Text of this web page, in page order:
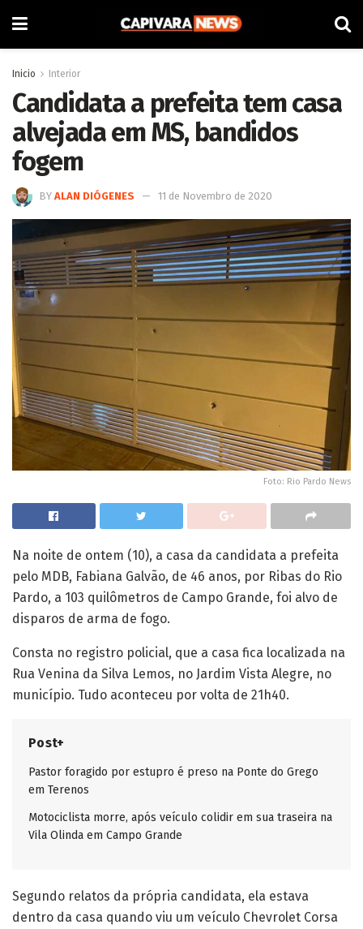
Inicio Interior
Candidata a prefeita tem casa
alvejada em MS, bandidos
fogem
BY ALAN DIÓGENES 11 de Novembro de 2020
Foto: Rio Pardo News
Na noite de ontem (10), a casa da candidata a prefeita
pelo MDB, Fabiana Galvão, de 46 anos, por Ribas do Rio
Pardo, a 103 quilômetros de Campo Grande, foi alvo de
disparos de arma de fogo.
Consta no registro policial, que a casa fica localizada na
Rua Venina da Silva Lemos, no Jardim Vista Alegre, no
município. Tudo aconteceu por volta de 21h40.
Post+
Pastor foragido por estupro é preso na Ponte do Grego
em Terenos
Motociclista morre, após veículo colidir em sua traseira na
Vila Olinda em Campo Grande
Segundo relatos da própria candidata, ela estava
dentro da casa quando viu um veículo Chevrolet Corsa